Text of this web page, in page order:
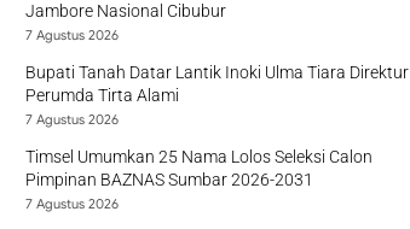
Jambore Nasional Cibubur
7 Agustus 2026
Bupati Tanah Datar Lantik Inoki Ulma Tiara Direktur
Perumda Tirta Alami
7 Agustus 2026
Timsel Umumkan 25 Nama Lolos Seleksi Calon
Pimpinan BAZNAS Sumbar 2026-2031
7 Agustus 2026